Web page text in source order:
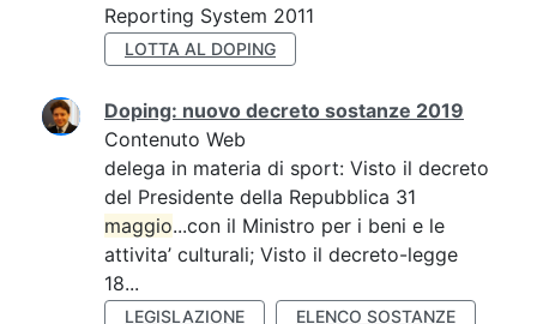
Reporting System 2011
LOTTA AL DOPING
Doping: nuovo decreto sostanze 2019
Contenuto Web
delega in materia di sport: Visto il decreto
del Presidente della Repubblica 31
maggio...con il Ministro per i beni e le
attivita’ culturali; Visto il decreto-legge
18...
LEGISLAZIONE ELENCO SOSTANZE